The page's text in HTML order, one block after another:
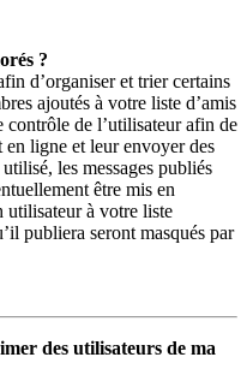
?
d’organiser et trier certains
ajoutés à votre liste d’amis
contrôle de l’utilisateur afin de
ligne et leur envoyer des
les messages publiés
être mis en
utilisateur à votre liste
publiera seront masqués par
des utilisateurs de ma